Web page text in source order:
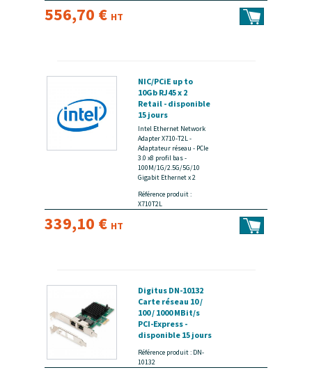
556,70 € HT
NIC/PCiE up to
10Gb RJ45 x 2
Retail - disponible
15 jours
Intel Ethernet Network
Adapter X710-T2L -
Adaptateur réseau - PCIe
3.0 x8 profil bas -
100M/1G/2.5G/5G/10
Gigabit Ethernet x 2
Référence produit :
X710T2L
339,10 € HT
Digitus DN-10132
Carte réseau 10 /
100 / 1000 MBit/s
PCI-Express -
disponible 15 jours
Référence produit : DN-
10132